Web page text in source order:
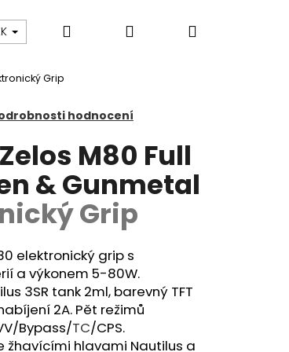
zásilek Obchodní podmínky
Hledat PřihlášeníNákupní
Grip
hodnocení
M80 Full
& Gunmetal
Grip
elektronický grip s
a výkonem 5-80W.
3SR tank 2ml, barevný TFT
2A. Pět režimů
Bypass/TC/CPS.
žhavícími hlavami Nautilus a
Následující